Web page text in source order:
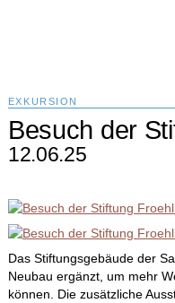
EXKURSION
Besuch der
12.06.25
Das Stiftungsgebäude der
Neubau ergänzt, um mehr
können. Die zusätzliche